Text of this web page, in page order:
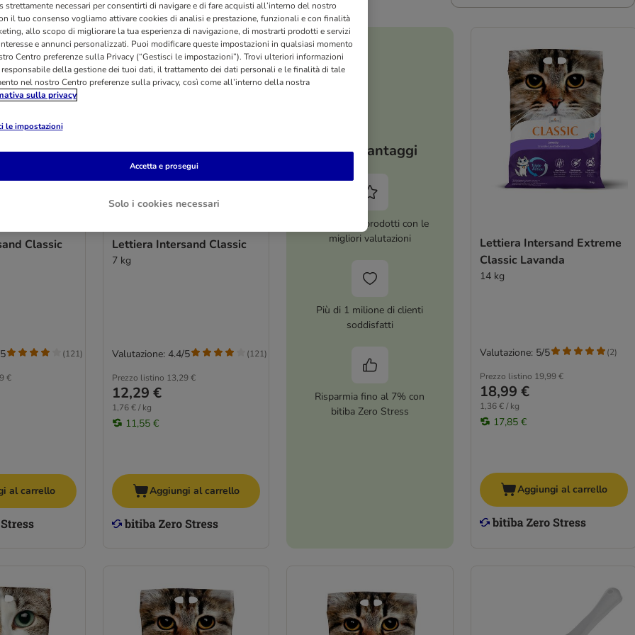
Classic
€
(121)
al carrello
Lettiera Intersand Classic
7 kg
Prezzo listino 13,29 €
12,29 €
1,76 € / kg
11,55 €
Valutazione: 4.4/5 (121)
Aggiungi al carrello
I tuoi vantaggi
Oltre 8.000 prodotti con le
migliori valutazioni
Più di 1 milione di clienti
soddisfatti
Risparmia fino al 7% con
bitiba Zero Stress
Lettiera Intersand Extreme
Classic Lavanda
14 kg
Prezzo listino 19,99 €
18,99 €
1,36 € / kg
17,85 €
Valutazione: 5/5 (2)
Aggiungi al carrello
strettamente necessari per consentirti di navigare e di fare acquisti all’interno del nostro
il tuo consenso vogliamo attivare cookies di analisi e prestazione, funzionali e con finalità
allo scopo di migliorare la tua esperienza di navigazione, di mostrarti prodotti e servizi
e annunci personalizzati. Puoi modificare queste impostazioni in qualsiasi momento
Centro preferenze sulla Privacy (“Gestisci le impostazioni”). Trovi ulteriori informazioni
della gestione dei tuoi dati, il trattamento dei dati personali e le finalità di tale
nel nostro Centro preferenze sulla privacy, così come all’interno della nostra
sulla privacy
le impostazioni
Solo i cookies necessari
Accetta e prosegui